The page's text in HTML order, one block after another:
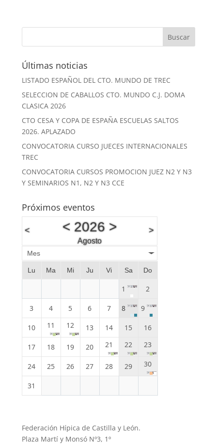
Últimas noticias
LISTADO ESPAÑOL DEL CTO. MUNDO DE TREC
SELECCION DE CABALLOS CTO. MUNDO C.J. DOMA
CLASICA 2026
CTO CESA Y COPA DE ESPAÑA ESCUELAS SALTOS
2026. APLAZADO
CONVOCATORIA CURSO JUECES INTERNACIONALES
TREC
CONVOCATORIA CURSOS PROMOCION JUEZ N2 Y N3
Y SEMINARIOS N1, N2 Y N3 CCE
Próximos eventos
< < 2026>
Agosto
>
Mes
Lu Ma Mi Ju Vi Sa Do
1 2
3 4 5 6 7 8 9
10 11 12 13 14 15 16
17 18 19 20 21 22 23
24 25 26 27 28 29 30
31
Federación Hípica de Castilla y León.
Plaza Martí y Monsó Nº3, 1º